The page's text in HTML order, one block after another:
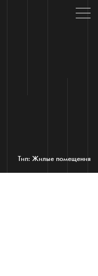
Тип: Жилые помещения